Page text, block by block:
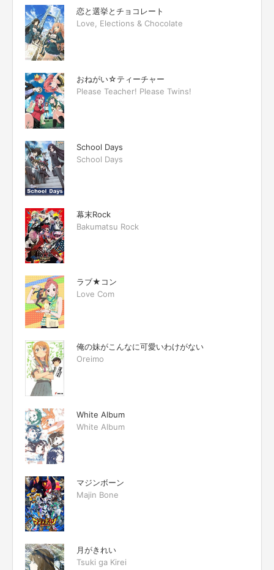
恋と選挙とチョコレート
Love, Elections & Chocolate
おねがい☆ティーチャー
Please Teacher! Please Twins!
School Days
School Days
幕末Rock
Bakumatsu Rock
ラブ★コン
Love Com
俺の妹がこんなに可愛いわけがない
Oreimo
White Album
White Album
マジンボーン
Majin Bone
月がきれい
Tsuki ga Kirei